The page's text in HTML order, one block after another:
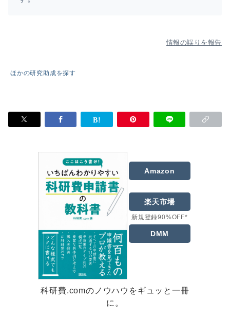
情報の誤りを報告
ほかの研究助成を探す
Amazon
楽天市場
新規登録90%OFF*
DMM
科研費.comのノウハウをギュッと一冊
に。